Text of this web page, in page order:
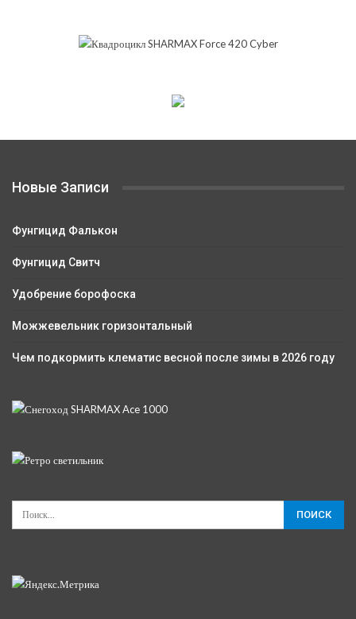
Новые Записи
Фунгицид Фалькон
Фунгицид Свитч
Удобрение борофоска
Можжевельник горизонтальный
Чем подкормить клематис весной после зимы в 2026 году